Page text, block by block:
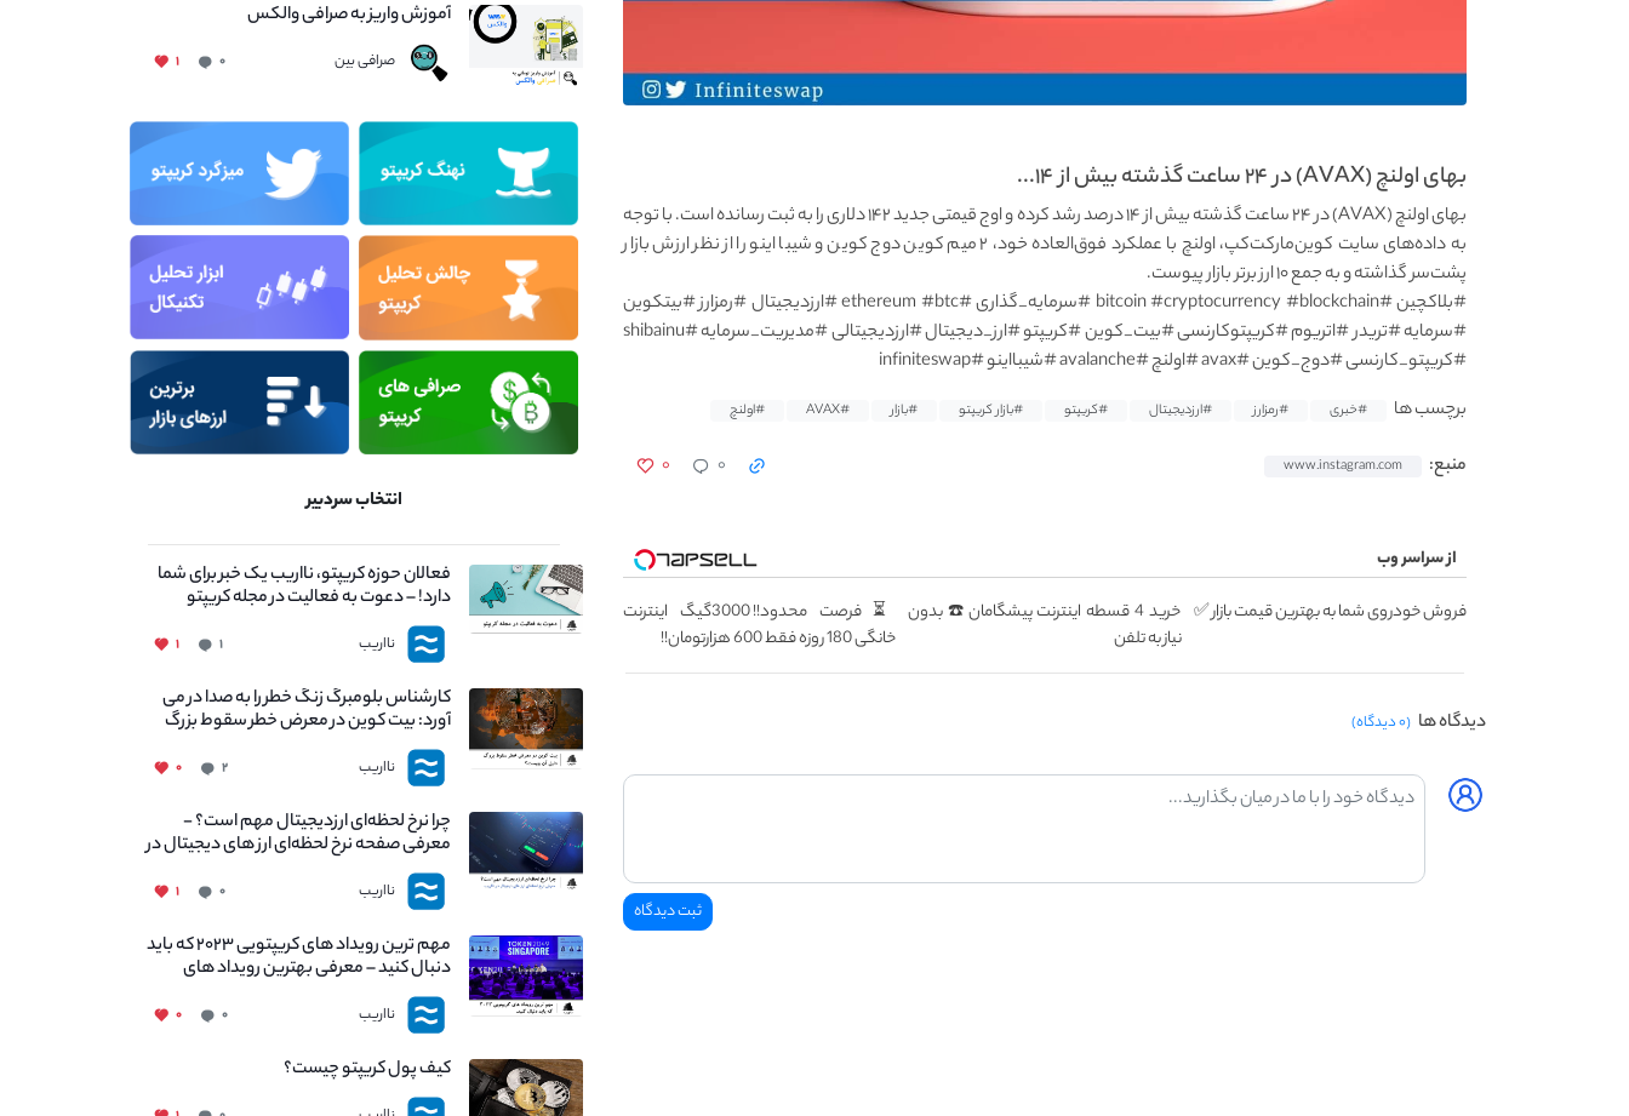
بهای اولنچ (AVAX) در ۲۴ ساعت گذشته بیش از ۱۴...
بهای اولنچ (AVAX) در ۲۴ ساعت گذشته بیش از ۱۴ درصد رشد کرده و اوج قیمتی جدید ۱۴۲ دلاری را به ثبت رسانده است. با توجه
به داده‌های سایت کوین‌مارکت‌کپ، اولنچ با عملکرد فوق‌العاده خود، ۲ میم کوین دوج کوین و شیبا اینو را از نظر ارزش بازار
پشت‌سر گذاشته و به جمع ۱۰ ارز برتر بازار پیوست.
#بلاکچین #bitcoin #cryptocurrency #blockchain #سرمایه_گذاری #ethereum #btc #ارزدیجیتال #رمزارز #بیتکوین
#سرمایه #تریدر #اتریوم #کریپتوکارنسی #بیت_کوین #کریپتو #ارز_دیجیتال #ارزدیجیتالی #مدیریت_سرمایه #shibainu
#کریپتو_کارنسی #دوج_کوین #avax #اولنچ #avalanche #شیبااینو #infiniteswap
برچسب ها
#خبری #رمزارز #ارزدیجیتال #کریپتو #بازار کریپتو #بازار #AVAX #اولنچ
منبع: www.instagram.com ۰ ۰
از سراسر وب
فروش خودروی شما به بهترین قیمت بازار ✅
خرید 4 قسطه اینترنت پیشگامان ☎️ بدون
نیاز به تلفن
⏳فرصت محدود!! 3000گیگ اینترنت
خانگی 180 روزه فقط 600 هزارتومان!!
دیدگاه ها (۰ دیدگاه)
آموزش واریز به صرافی والکس
صرافی بین ۰ ۱
انتخاب سردبیر
فعالان حوزه کریپتو، نااریب یک خبر برای شما
دارد! – دعوت به فعالیت در مجله کریپتو
نااریب ۱ ۱
کارشناس بلومبرگ زنگ خطر را به صدا در می
آورد: بیت کوین در معرض خطر سقوط بزرگ
است - دلیل آن چیست؟
نااریب ۲ ۰
چرا نرخ لحظه‌ای ارزدیجیتال مهم است؟ -
معرفی صفحه نرخ لحظه‌ای ارز های دیجیتال در
نااریب
نااریب ۰ ۱
مهم ترین رویداد های کریپتویی ۲۰۲۳ که باید
دنبال کنید – معرفی بهترین رویداد های
جهانی
نااریب ۰ ۰
کیف پول کریپتو چیست؟